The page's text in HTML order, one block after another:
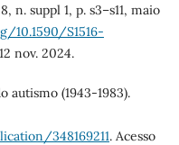
n. suppl 1, p. s3–s11, maio
10.1590/S1516-
nov. 2024.
autismo (1943-1983).
348169211. Acesso